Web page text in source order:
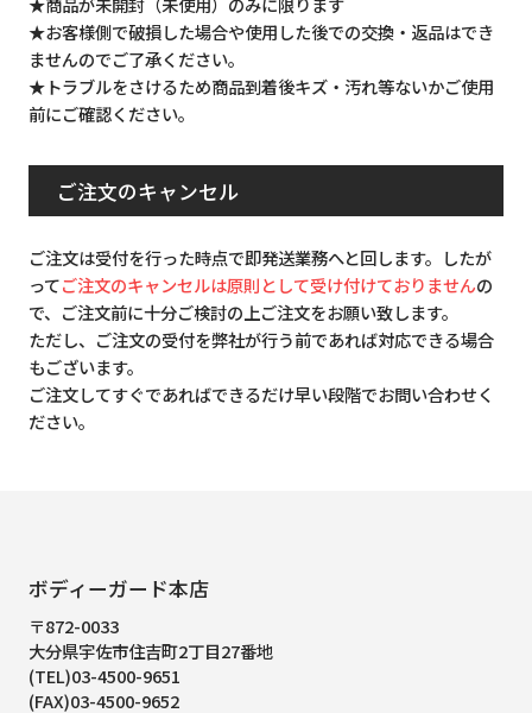
★お客様側で破損した場合や使用した後での交換・返品はでき
ませんのでご了承ください。
★トラブルをさけるため商品到着後キズ・汚れ等ないかご使用
前にご確認ください。
ご注文のキャンセル
ご注文は受付を行った時点で即発送業務へと回します。したが
ってご注文のキャンセルは原則として受け付けておりませんの
で、ご注文前に十分ご検討の上ご注文をお願い致します。
ただし、ご注文の受付を弊社が行う前であれば対応できる場合
もございます。
ご注文してすぐであればできるだけ早い段階でお問い合わせく
ださい。
ボディーガード本店
〒872-0033
大分県宇佐市住吉町2丁目27番地
(TEL)03-4500-9651
(FAX)03-4500-9652